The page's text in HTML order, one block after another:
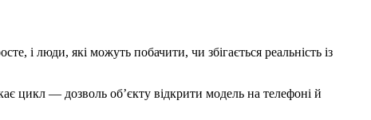
і люди, які можуть побачити, чи збігається реальність із
цикл — дозволь об’єкту відкрити модель на телефоні й